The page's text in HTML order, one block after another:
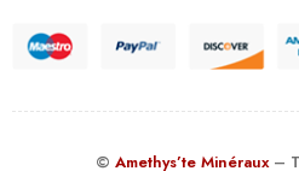
© Amethys’te Minéraux –